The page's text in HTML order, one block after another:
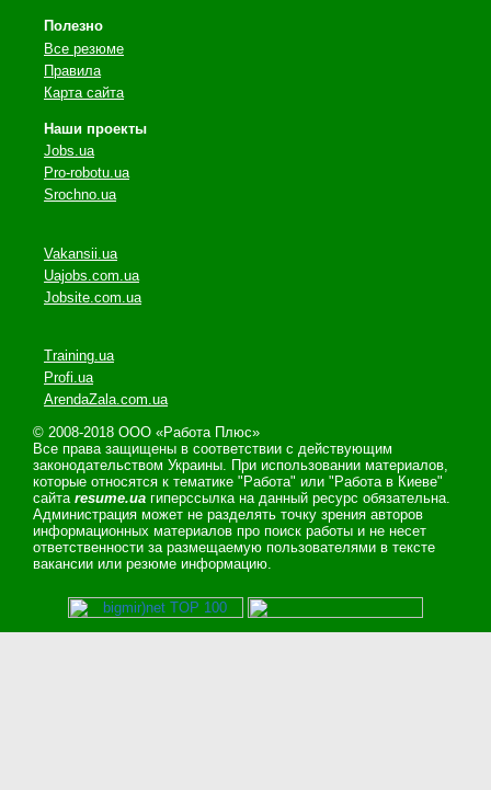
Полезно
Все резюме
Правила
Карта сайта
Наши проекты
Jobs.ua
Pro-robotu.ua
Srochno.ua
Vakansii.ua
Uajobs.com.ua
Jobsite.com.ua
Training.ua
Profi.ua
ArendaZala.com.ua
© 2008-2018 ООО «Работа Плюс»
Все права защищены в соответствии с действующим
законодательством Украины. При использовании материалов,
которые относятся к тематике "Работа" или "Работа в Киеве"
сайта resume.ua гиперссылка на данный ресурс обязательна.
Администрация может не разделять точку зрения авторов
информационных материалов про поиск работы и не несет
ответственности за размещаемую пользователями в тексте
вакансии или резюме информацию.